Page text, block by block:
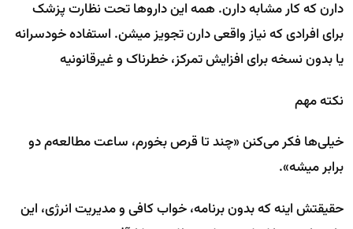
دارن که کار مشابه دارن. همه این داروها تحت نظارت پزشک
برای افرادی که نیاز واقعی دارن تجویز میشن. استفاده خودسرانه
یا بدون نسخه برای افزایش تمرکز، خطرناک و غیرقانونیه
نکته مهم
خیلی‌ها فکر می‌کنن «چند تا قرص بخورم، ساعت مطالعه‌م دو
برابر میشه».
حقیقتش اینه که بدون برنامه، خواب کافی و مدیریت انرژی، این